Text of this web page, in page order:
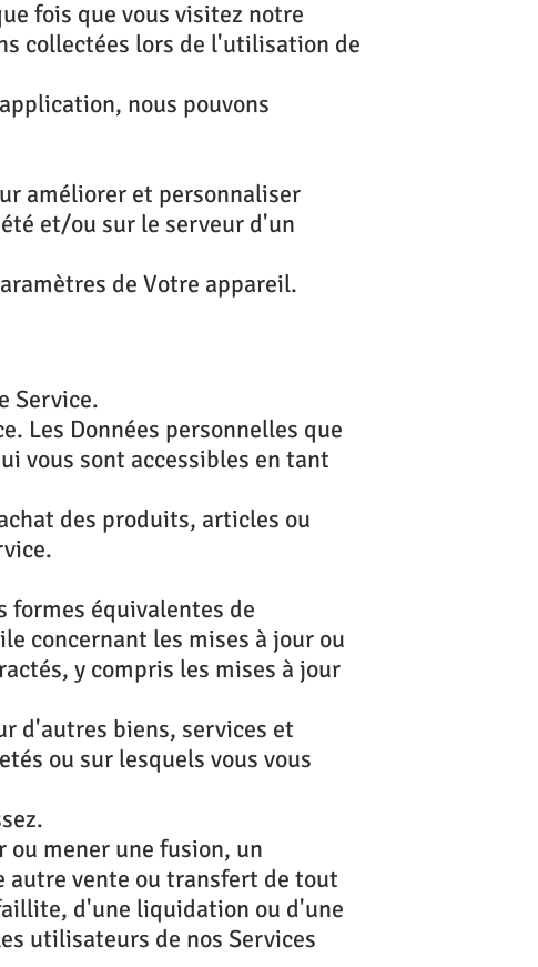
fois que vous visitez notre
collectées lors de l'utilisation de
nous pouvons
améliorer et personnaliser
et/ou sur le serveur d'un
de Votre appareil.
Service.
Les Données personnelles que
vous sont accessibles en tant
des produits, articles ou
formes équivalentes de
concernant les mises à jour ou
y compris les mises à jour
d'autres biens, services et
ou sur lesquels vous vous
mener une fusion, un
vente ou transfert de tout
d'une liquidation ou d'une
utilisateurs de nos Services